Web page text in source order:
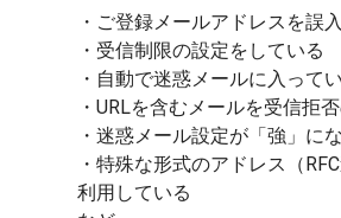
・ご登録メールアドレスを誤
・受信制限の設定をしている
・自動で迷惑メールに入って
・URLを含むメールを受信拒
・迷惑メール設定が「強」に
・特殊な形式のアドレス（
利用している